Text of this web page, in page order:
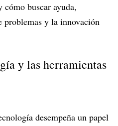
cómo buscar ayuda,
problemas y la innovación
y las herramientas
desempeña un papel